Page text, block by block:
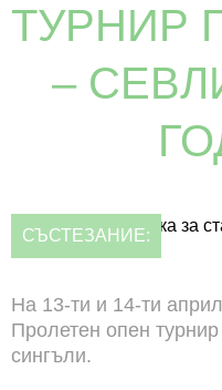
ТУРНИР
–
СЪСТЕЗАНИЕ:
На 13-ти и 14-ти
Пролетен опен
сингъли.